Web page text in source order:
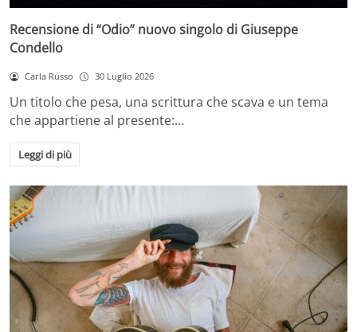
Recensione di “Odio” nuovo singolo di Giuseppe
Condello
Carla Russo 30 Luglio 2026
Un titolo che pesa, una scrittura che scava e un tema
che appartiene al presente:…
Leggi di più